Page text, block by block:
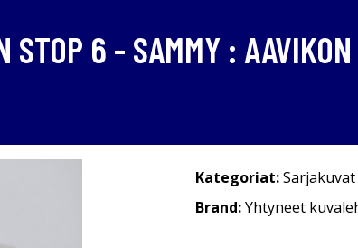
STOP 6 - SAMMY :
Kategoriat:Sarjakuvat
Brand:Yhtyneet